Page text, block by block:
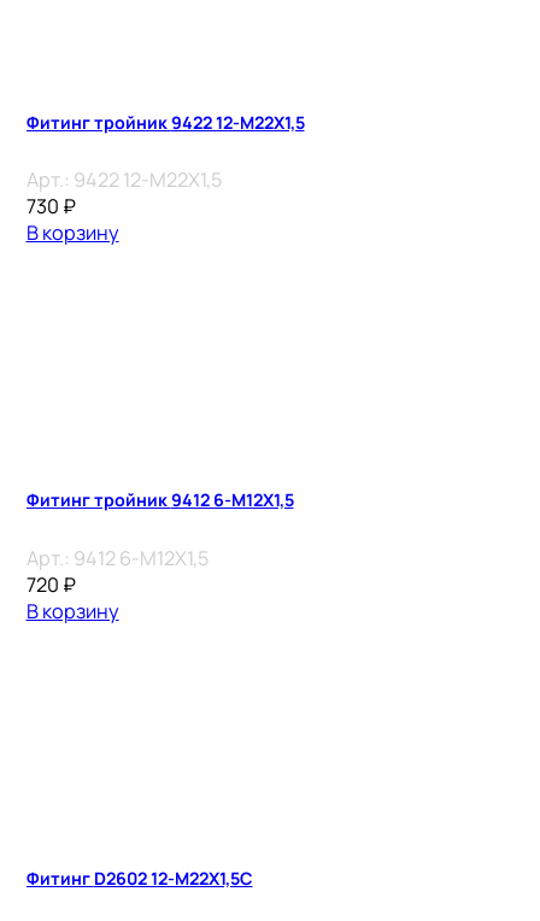
Фитинг тройник 9422 12-M22X1,5
Арт.: 9422 12-M22X1,5
730 ₽
В корзину
Фитинг тройник 9412 6-M12X1,5
Арт.: 9412 6-M12X1,5
720 ₽
В корзину
Фитинг D2602 12-M22X1,5C